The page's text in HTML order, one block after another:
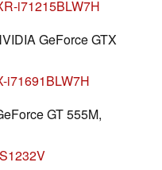
i71215BLW7H
GeForce GTX
i71691BLW7H
GT 555M,